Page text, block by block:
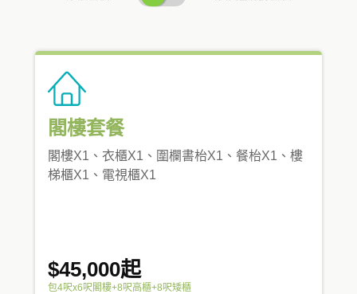
PRICING
閣樓套餐
閣樓X1、衣櫃X1、圍欄書枱X1、餐枱X1、樓
梯櫃X1、電視櫃X1
$45,000起
包4呎x6呎閣樓+8呎高櫃+8呎矮櫃